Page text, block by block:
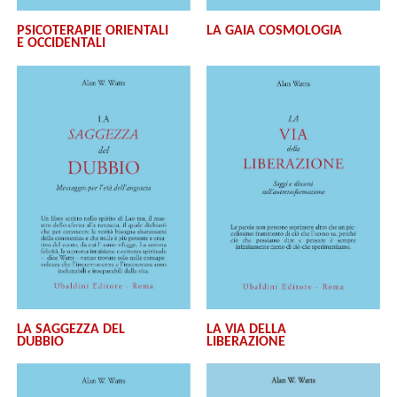
PSICOTERAPIE ORIENTALI
E OCCIDENTALI
LA GAIA COSMOLOGIA
LA SAGGEZZA DEL
DUBBIO
LA VIA DELLA
LIBERAZIONE